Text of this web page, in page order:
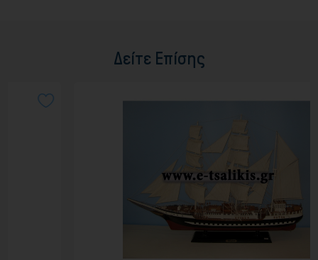
Δείτε Επίσης